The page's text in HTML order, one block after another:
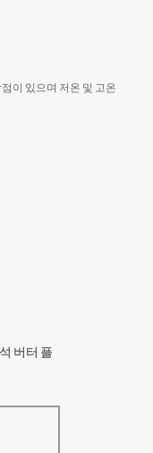
이 있으며 저온 및 고온
버터 플